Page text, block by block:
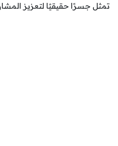
تمثل جسرًا حقيقيًا لتعزيز